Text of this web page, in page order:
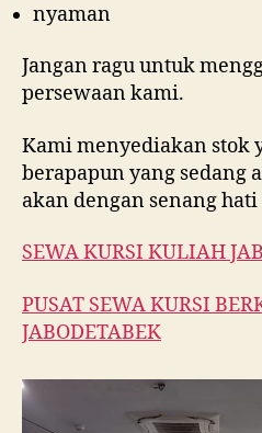
nyaman
Jangan ragu untuk
persewaan kami.
Kami menyediakan stok
berapapun yang sedang
akan dengan senang
SEWA KURSI KULIAH
PUSAT SEWA KURSI
JABODETABEK